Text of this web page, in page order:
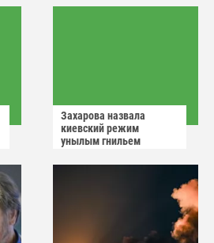
Захарова назвала
киевский режим
унылым гнильем